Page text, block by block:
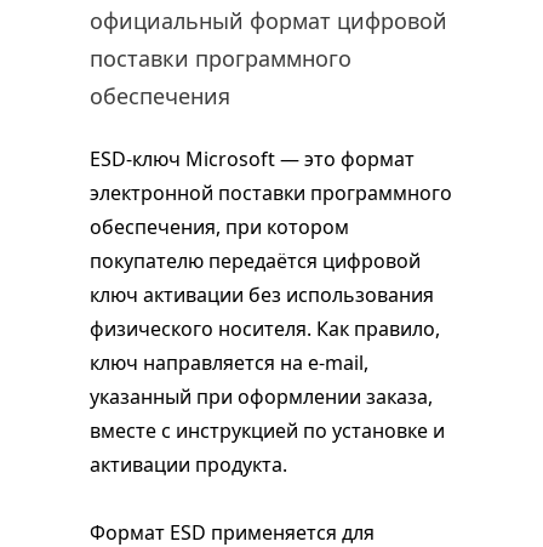
официальный формат цифровой
поставки программного
обеспечения
ESD-ключ Microsoft — это формат
электронной поставки программного
обеспечения, при котором
покупателю передаётся цифровой
ключ активации без использования
физического носителя. Как правило,
ключ направляется на e-mail,
указанный при оформлении заказа,
вместе с инструкцией по установке и
активации продукта.
Формат ESD применяется для